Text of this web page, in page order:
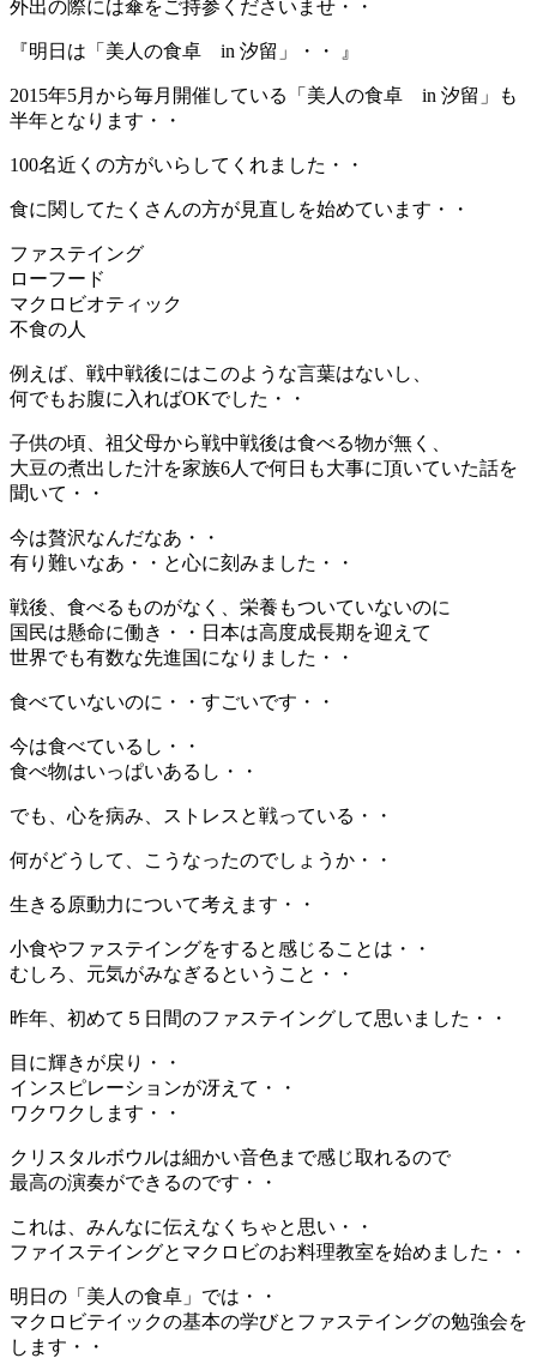
外出の際には傘をご持参くださいませ・・
『明日は「美人の食卓 in 汐留」・・ 』
2015年5月から毎月開催している「美人の食卓 in 汐留」も
半年となります・・
100名近くの方がいらしてくれました・・
食に関してたくさんの方が見直しを始めています・・
ファステイング
ローフード
マクロビオティック
不食の人
例えば、戦中戦後にはこのような言葉はないし、
何でもお腹に入ればOKでした・・
子供の頃、祖父母から戦中戦後は食べる物が無く、
大豆の煮出した汁を家族6人で何日も大事に頂いていた話を
聞いて・・
今は贅沢なんだなあ・・
有り難いなあ・・と心に刻みました・・
戦後、食べるものがなく、栄養もついていないのに
国民は懸命に働き・・日本は高度成長期を迎えて
世界でも有数な先進国になりました・・
食べていないのに・・すごいです・・
今は食べているし・・
食べ物はいっぱいあるし・・
でも、心を病み、ストレスと戦っている・・
何がどうして、こうなったのでしょうか・・
生きる原動力について考えます・・
小食やファステイングをすると感じることは・・
むしろ、元気がみなぎるということ・・
昨年、初めて５日間のファステイングして思いました・・
目に輝きが戻り・・
インスピレーションが冴えて・・
ワクワクします・・
クリスタルボウルは細かい音色まで感じ取れるので
最高の演奏ができるのです・・
これは、みんなに伝えなくちゃと思い・・
ファイステイングとマクロビのお料理教室を始めました・・
明日の「美人の食卓」では・・
マクロビテイックの基本の学びとファステイングの勉強会を
します・・